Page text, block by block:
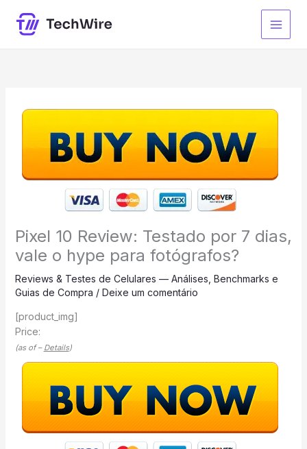
para
Pixel 10 Review: Testado por 7 dias,
vale o hype para fotógrafos?
Reviews & Testes de Celulares — Análises, Benchmarks e
Guias de Compra / Deixe um comentário
[product_img]
Price:
(as of – Details)